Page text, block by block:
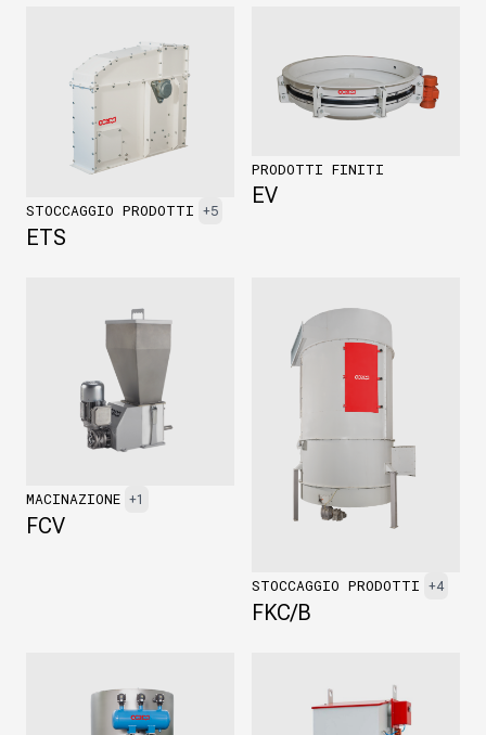
STOCCAGGIO PRODOTTI +5
ETS
PRODOTTI FINITI
EV
MACINAZIONE +1
FCV
STOCCAGGIO PRODOTTI +4
FKC/B